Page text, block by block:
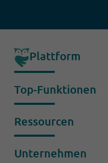
Plattform
OwlForce
OwlDesk
Conversations
OwlCoach
Top-Funktionen
Conversational AI
Conversation Bot
Omnichannel Inbox
Ressourcen
Success Stories
Unternehmen